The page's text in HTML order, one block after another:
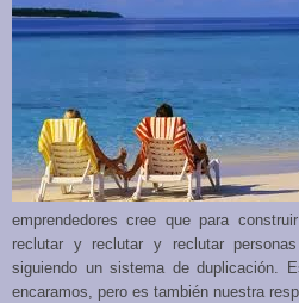
emprendedores cree que para
reclutar y reclutar y reclutar
siguiendo un sistema de duplicación.
encaramos, pero es también nuestra